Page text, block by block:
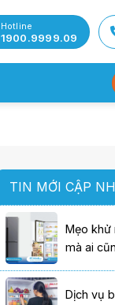
Hotline
1900.9999.09
TIN MỚI CẬP
Mẹo khử
mà ai
Dịch vụ